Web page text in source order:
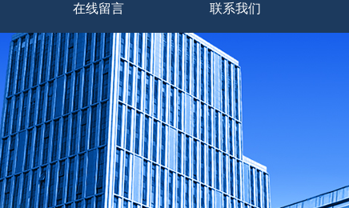
在线留言 联系我们